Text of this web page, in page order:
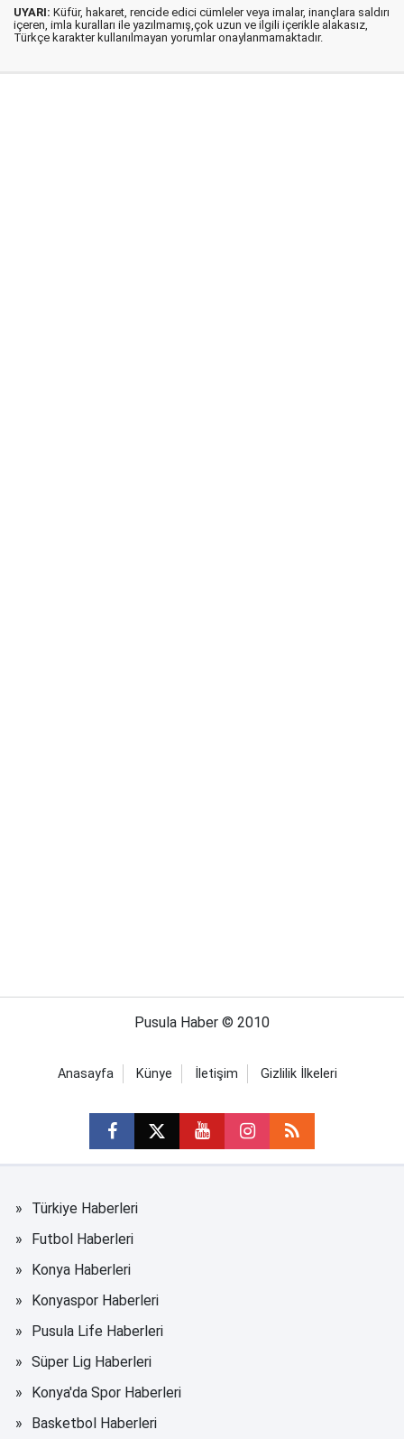
UYARI: Küfür, hakaret, rencide edici cümleler veya imalar, inançlara saldırı
içeren, imla kuralları ile yazılmamış,çok uzun ve ilgili içerikle alakasız,
Türkçe karakter kullanılmayan yorumlar onaylanmamaktadır.
Pusula Haber © 2010
Anasayfa Künye İletişim Gizlilik İlkeleri
Türkiye Haberleri
Futbol Haberleri
Konya Haberleri
Konyaspor Haberleri
Pusula Life Haberleri
Süper Lig Haberleri
Konya'da Spor Haberleri
Basketbol Haberleri